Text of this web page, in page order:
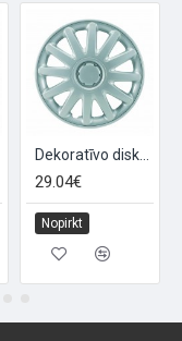
Dekoratīvo disku uzliku komplekts "DALLAS", 16'', 4 gab
29.04€
Nopirkt